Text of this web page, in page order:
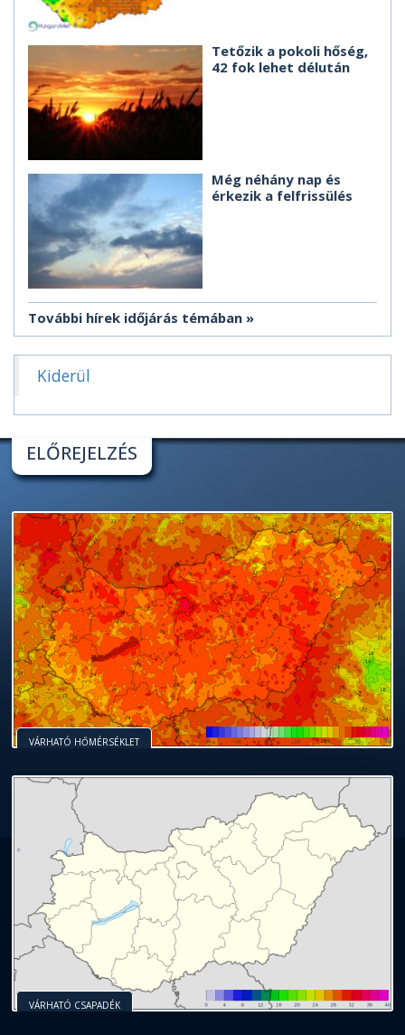
Tetőzik a pokoli hőség,
42 fok lehet délután
Még néhány nap és
érkezik a felfrissülés
További hírek időjárás témában
Kiderül
ELŐREJELZÉS
VÁRHATÓ HŐMÉRSÉKLET
VÁRHATÓ CSAPADÉK